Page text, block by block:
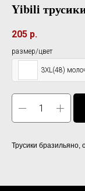
Yibili
205 р.
размер/цвет
3XL(48)
Трусики бразильяно,